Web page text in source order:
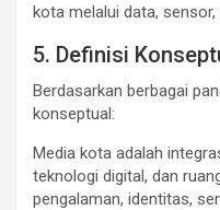
kota melalui data,
5. Definisi
Berdasarkan berbagai
konseptual:
Media kota adalah
teknologi digital, dan
pengalaman, identitas,